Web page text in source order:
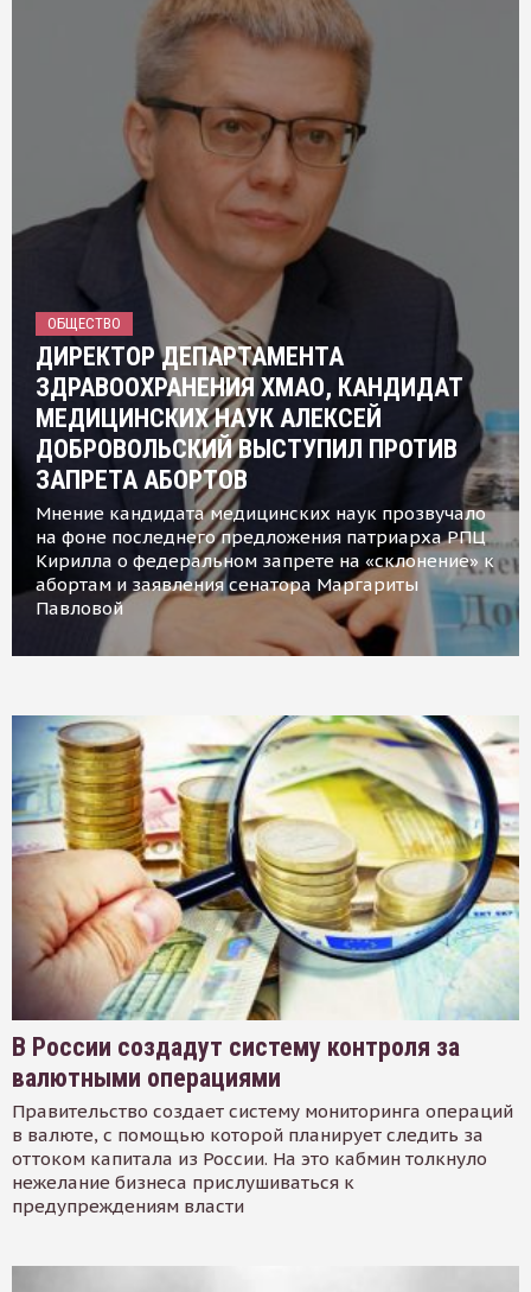
ОБЩЕСТВО
ДИРЕКТОР ДЕПАРТАМЕНТА
ЗДРАВООХРАНЕНИЯ ХМАО, КАНДИДАТ
МЕДИЦИНСКИХ НАУК АЛЕКСЕЙ
ДОБРОВОЛЬСКИЙ ВЫСТУПИЛ ПРОТИВ
ЗАПРЕТА АБОРТОВ
Мнение кандидата медицинских наук прозвучало
на фоне последнего предложения патриарха РПЦ
Кирилла о федеральном запрете на «склонение» к
абортам и заявления сенатора Маргариты
Павловой
В России создадут систему контроля за
валютными операциями
Правительство создает систему мониторинга операций
в валюте, с помощью которой планирует следить за
оттоком капитала из России. На это кабмин толкнуло
нежелание бизнеса прислушиваться к
предупреждениям власти